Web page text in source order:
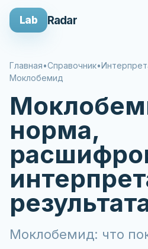
Lab Radar
Главная•Справочник•
Моклобемид
норма,
Моклобемид: что